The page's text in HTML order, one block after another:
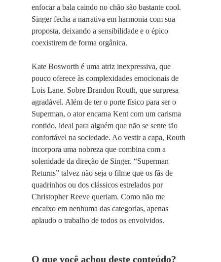
enfocar a bala caindo no chão são bastante cool.
Singer fecha a narrativa em harmonia com sua
proposta, deixando a sensibilidade e o épico
coexistirem de forma orgânica.
Kate Bosworth é uma atriz inexpressiva, que
pouco oferece às complexidades emocionais de
Lois Lane. Sobre Brandon Routh, que surpresa
agradável. Além de ter o porte físico para ser o
Superman, o ator encarna Kent com um carisma
contido, ideal para alguém que não se sente tão
confortável na sociedade. Ao vestir a capa, Routh
incorpora uma nobreza que combina com a
solenidade da direção de Singer. “Superman
Returns” talvez não seja o filme que os fãs de
quadrinhos ou dos clássicos estrelados por
Christopher Reeve queriam. Como não me
encaixo em nenhuma das categorias, apenas
aplaudo o trabalho de todos os envolvidos.
O que você achou deste conteúdo?